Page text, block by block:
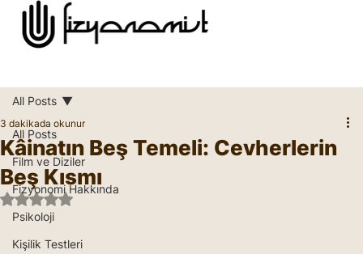
All Posts
Film ve Diziler
Fizyonomi Hakkında
Psikoloji
Kişilik Testleri
All Posts
Kâinatın Beş Temeli: Cevherlerin
Beş Kısmı
3 dakikada okunur
5 üzerinden NaN yıldız